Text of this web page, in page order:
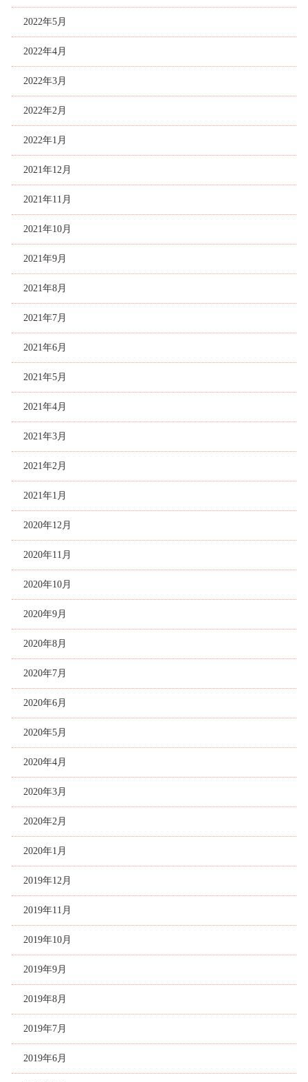
2022年5月
2022年4月
2022年3月
2022年2月
2022年1月
2021年12月
2021年11月
2021年10月
2021年9月
2021年8月
2021年7月
2021年6月
2021年5月
2021年4月
2021年3月
2021年2月
2021年1月
2020年12月
2020年11月
2020年10月
2020年9月
2020年8月
2020年7月
2020年6月
2020年5月
2020年4月
2020年3月
2020年2月
2020年1月
2019年12月
2019年11月
2019年10月
2019年9月
2019年8月
2019年7月
2019年6月